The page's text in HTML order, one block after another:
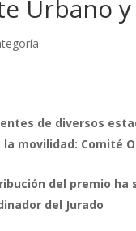
Urbano
de diversos
movilidad: Comité
del premio
del Jurado